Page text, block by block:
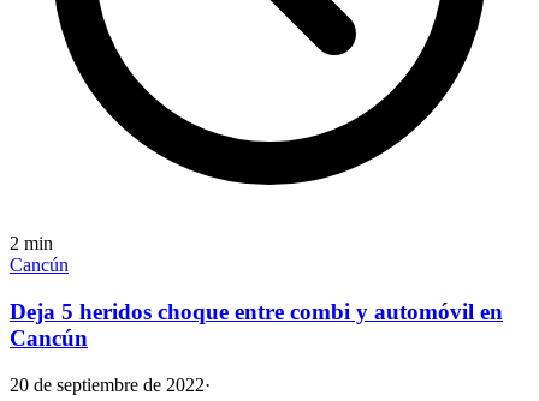
2 min
Cancún
Deja 5 heridos choque entre combi y automóvil en
Cancún
20 de septiembre de 2022·